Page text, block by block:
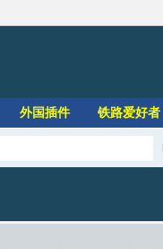
外国插件 铁路爱好者